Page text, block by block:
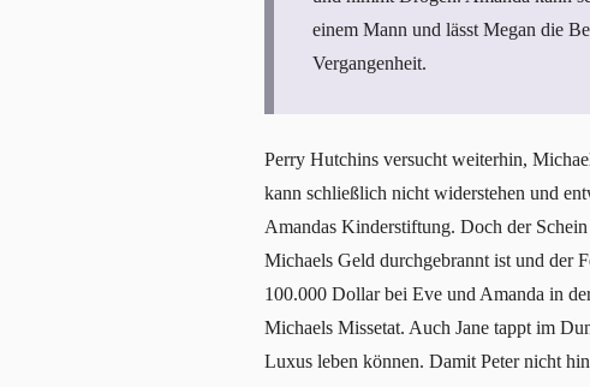
einem Mann und lässt Megan die
Vergangenheit.
Perry Hutchins versucht weiterhin,
kann schließlich nicht widerstehen und
Amandas Kinderstiftung. Doch der
Michaels Geld durchgebrannt ist und der
100.000 Dollar bei Eve und Amanda in
Michaels Missetat. Auch Jane tappt im
Luxus leben können. Damit Peter nicht